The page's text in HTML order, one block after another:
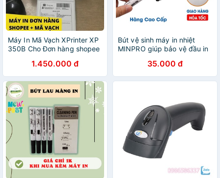
Máy In Mã Vạch XPrinter XP
350B Cho Đơn hàng shopee
1.450.000 đ
Bút vệ sinh máy in nhiệt
MINPRO giúp bảo vệ đầu in
chuyên dụng35.000 đ